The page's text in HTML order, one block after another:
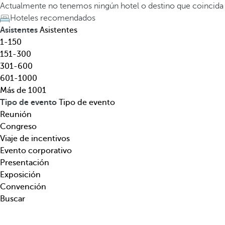
l
,
d
e
s
t
i
n
o
,
t
e
m
á
t
i
c
a
t
e
c
l
a
d
e
f
l
e
c
h
a
h
a
c
Actualmente no tenemos ningún hotel o destino que
Hoteles recomendados
Asistentes Asistentes
1-150
151-300
301-600
601-1000
Más de 1001
Tipo de evento Tipo de evento
Reunión
Congreso
Viaje de incentivos
Evento corporativo
Presentación
Exposición
Convención
Buscar